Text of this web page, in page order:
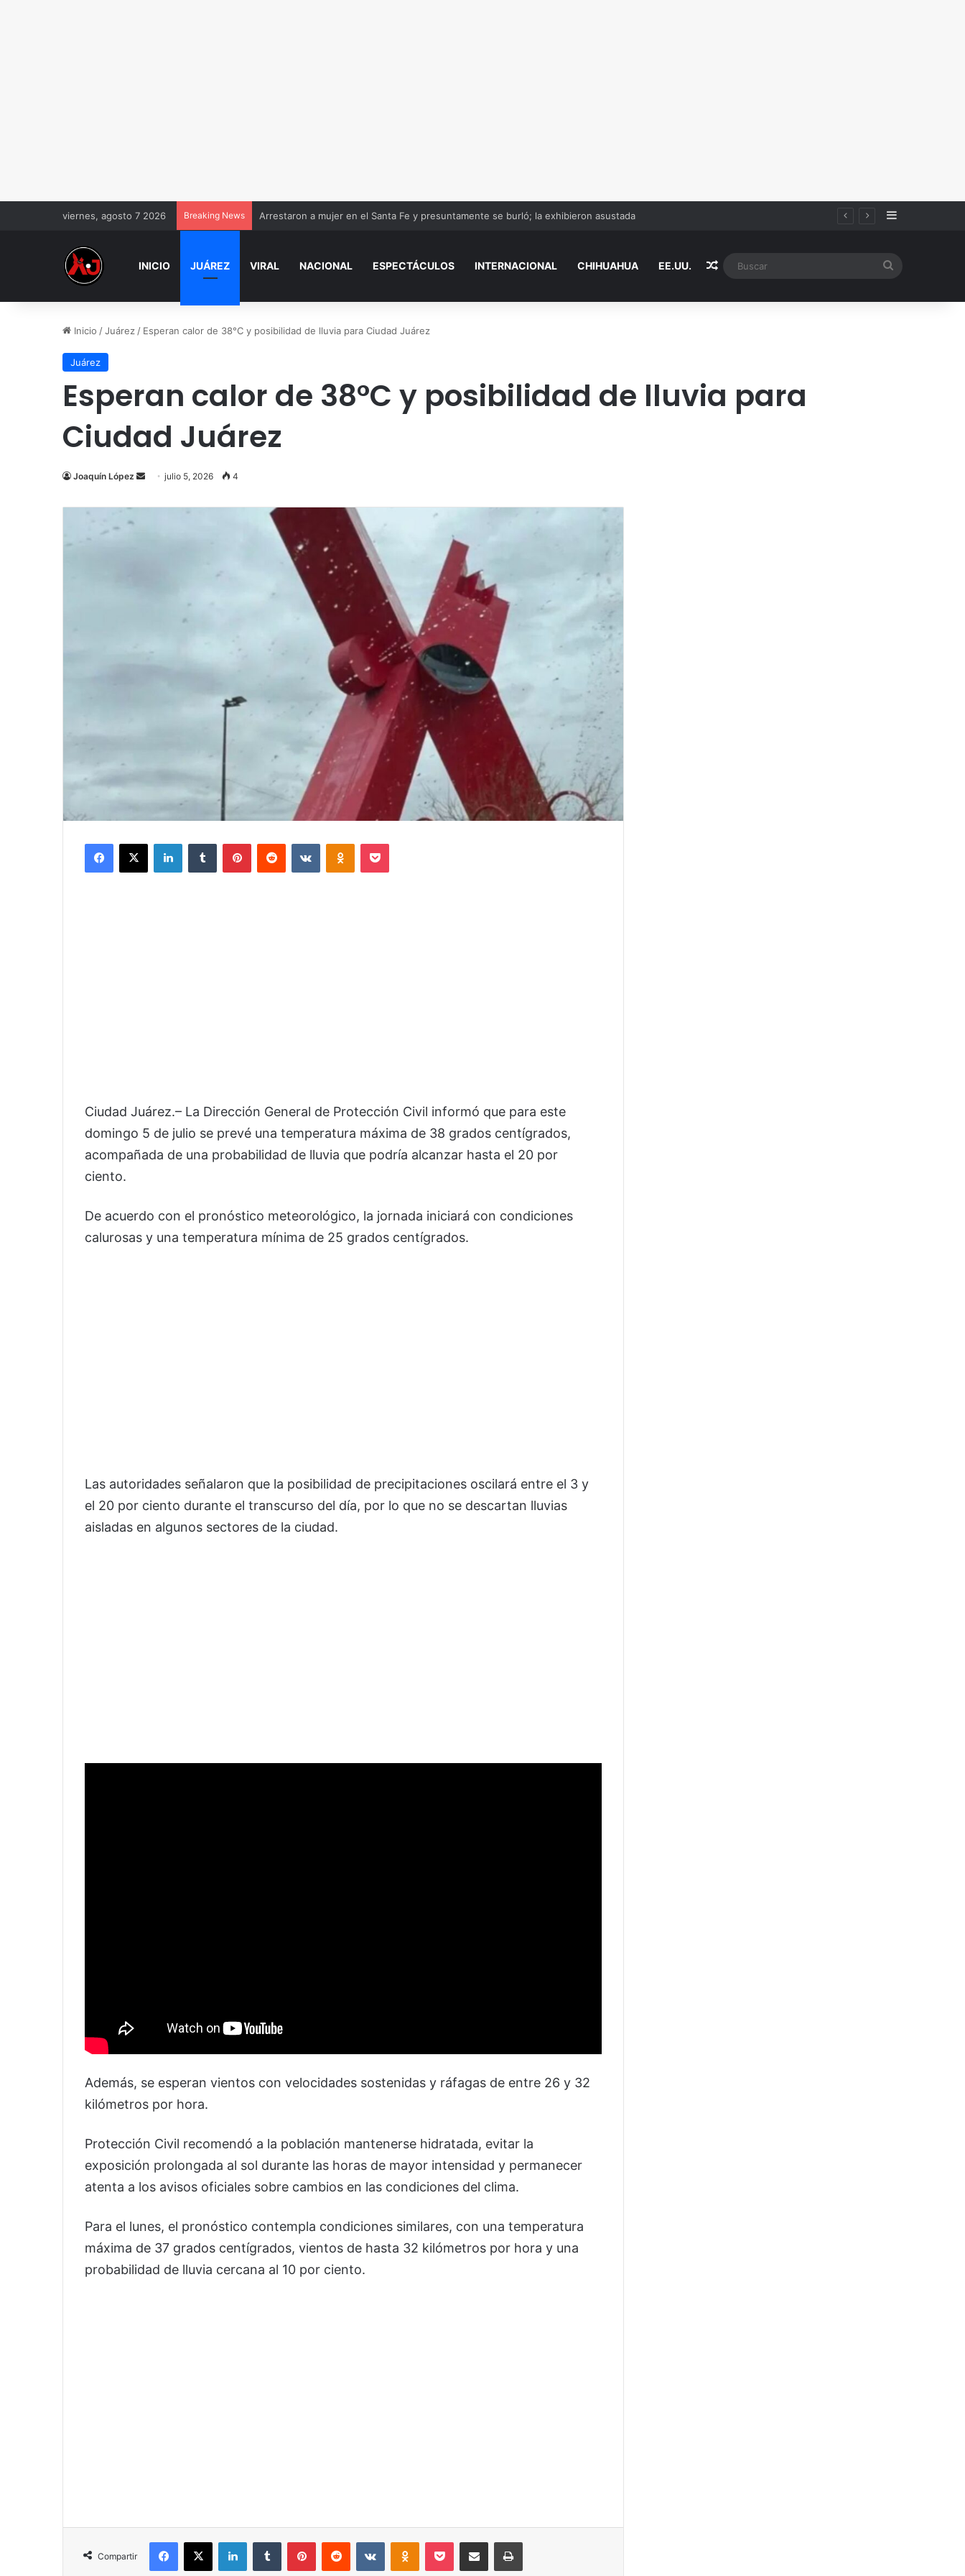
viernes, agosto 7 2026 Breaking News Arrestaron a mujer en el Santa Fe y presuntamente se burló; la exhibieron asustada Sidebar
INICIO JUÁREZ VIRAL NACIONAL ESPECTÁCULOS INTERNACIONAL CHIHUAHUA EE.UU. Random Article
Inicio /Juárez / Esperan calor de 38°C y posibilidad de lluvia para Ciudad Juárez
Juárez
Esperan calor de 38°C y posibilidad de lluvia para
Ciudad Juárez
Joaquín López
Send
email
julio 5, 2026 4
Facebook
X LinkedInTumblr PinterestReddit VKontakteOdnoklassniki
Pocket
Ciudad Juárez.– La Dirección General de Protección Civil informó que para este
domingo 5 de julio se prevé una temperatura máxima de 38 grados centígrados,
acompañada de una probabilidad de lluvia que podría alcanzar hasta el 20 por
ciento.
De acuerdo con el pronóstico meteorológico, la jornada iniciará con condiciones
calurosas y una temperatura mínima de 25 grados centígrados.
Las autoridades señalaron que la posibilidad de precipitaciones oscilará entre el 3 y
el 20 por ciento durante el transcurso del día, por lo que no se descartan lluvias
aisladas en algunos sectores de la ciudad.
Además, se esperan vientos con velocidades sostenidas y ráfagas de entre 26 y 32
kilómetros por hora.
Protección Civil recomendó a la población mantenerse hidratada, evitar la
exposición prolongada al sol durante las horas de mayor intensidad y permanecer
atenta a los avisos oficiales sobre cambios en las condiciones del clima.
Para el lunes, el pronóstico contempla condiciones similares, con una temperatura
máxima de 37 grados centígrados, vientos de hasta 32 kilómetros por hora y una
probabilidad de lluvia cercana al 10 por ciento.
Compartir
Facebook
X LinkedInTumblr PinterestReddit VKontakteOdnoklassniki
Pocket Share via Email Print